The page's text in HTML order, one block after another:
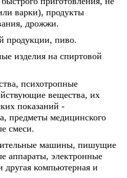
варки), продукты
дрожжи.
продукции, пиво.
изделия на спиртовой
психотропные
вещества, их
показаний -
предметы медицинского
смеси.
машины, пишущие
аппараты, электронные
компьютерная и